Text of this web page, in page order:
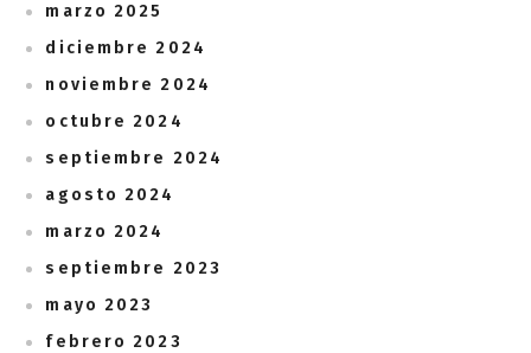
marzo 2025
diciembre 2024
noviembre 2024
octubre 2024
septiembre 2024
agosto 2024
marzo 2024
septiembre 2023
mayo 2023
febrero 2023